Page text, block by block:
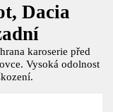
Dacia
karoserie před
Vysoká odolnost